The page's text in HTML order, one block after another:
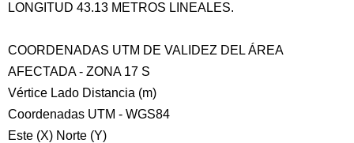
LONGITUD 43.13 METROS LINEALES.
COORDENADAS UTM DE VALIDEZ DEL ÁREA
AFECTADA - ZONA 17 S
Vértice Lado Distancia (m)
Coordenadas UTM - WGS84
Este (X) Norte (Y)